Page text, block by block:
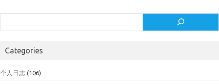
Categories
个人日志 (106)